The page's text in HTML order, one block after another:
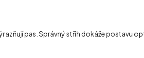
pas. Správný střih dokáže postavu